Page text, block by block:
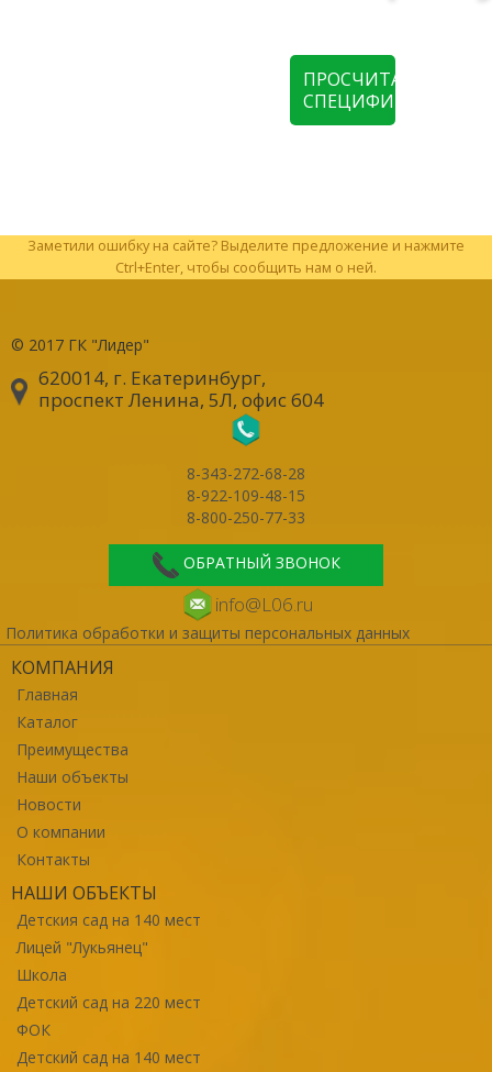
ПРОСЧИТАТЬ
СПЕЦИФИКАЦИЮ
Заметили ошибку на сайте? Выделите предложение и нажмите
Ctrl+Enter, чтобы сообщить нам о ней.
© 2017 ГК "Лидер"
620014, г. Екатеринбург,
проспект Ленина, 5Л, офис 604
8-343-272-68-28
8-922-109-48-15
8-800-250-77-33
ОБРАТНЫЙ ЗВОНОК
info@L06.ru
Политика обработки и защиты персональных данных
КОМПАНИЯ
Главная
Каталог
Преимущества
Наши объекты
Новости
О компании
Контакты
НАШИ ОБЪЕКТЫ
Детския сад на 140 мест
Лицей "Лукьянец"
Школа
Детский сад на 220 мест
ФОК
Детский сад на 140 мест